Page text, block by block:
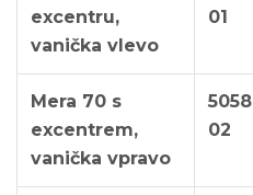
excentru,
vanička vlevo
01
Mera 70 s
excentrem,
vanička vpravo
5058
02